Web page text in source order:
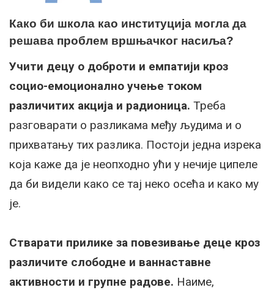
Како би школа као институција могла да
решава проблем вршњачког насиља?
Учити децу о доброти и емпатији кроз
социо-емоционално учење током
различитих акција и радионица. Треба
разговарати о разликама међу људима и о
прихватању тих разлика. Постоји једна изрека
која каже да је неопходно ући у нечије ципеле
да би видели како се тај неко осећа и како му
је.
Стварати прилике за повезивање деце кроз
различите слободне и ваннаставне
активности и групне радове. Наиме,